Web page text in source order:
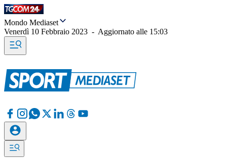
Mondo Mediaset
Venerdì 10 Febbraio 2023 - Aggiornato alle 15:03